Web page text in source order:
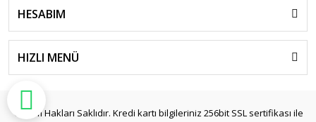
HESABIM
HIZLI MENÜ
© Tüm Hakları Saklıdır. Kredi kartı bilgileriniz 256bit SSL sertifikası ile